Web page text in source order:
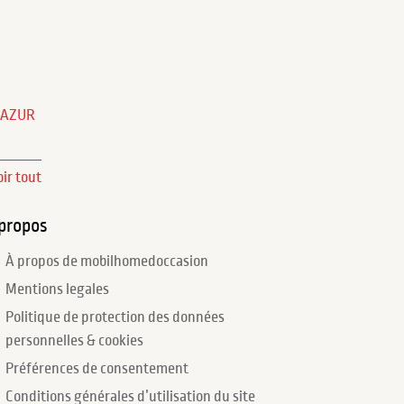
tout
À propos de mobilhomedoccasion
Mentions legales
Politique de protection des données
personnelles & cookies
Préférences de consentement
Conditions générales d’utilisation du site